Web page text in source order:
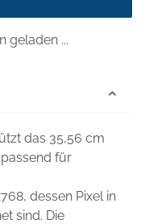
geladen ...
das 35,56 cm
für
dessen Pixel in
sind. Die